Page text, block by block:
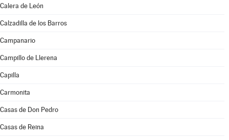
Calera de León
Calzadilla de los Barros
Campanario
Campillo de Llerena
Capilla
Carmonita
Casas de Don Pedro
Casas de Reina